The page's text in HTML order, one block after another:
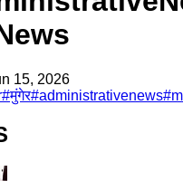
15, 2026
#मुंगेर#administrativenews#